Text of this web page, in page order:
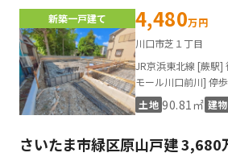
新築一戸建て 4,480万円
川口市芝１丁目
JR京浜東北線 [蕨駅]
モール川口前川] 停
土地 90.81㎡ 建物
さいたま市緑区原山戸建 3,680